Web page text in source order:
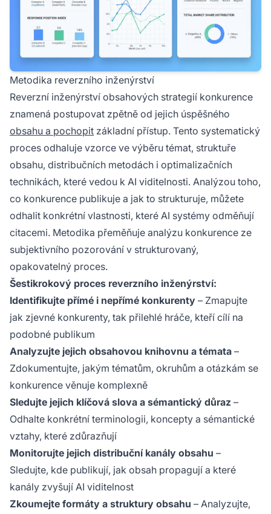
Metodika reverzního inženýrství
Reverzní inženýrství obsahových strategií konkurence
znamená postupovat zpětně od jejich úspěšného
obsahu a pochopit základní přístup. Tento systematický
proces odhaluje vzorce ve výběru témat, struktuře
obsahu, distribučních metodách i optimalizačních
technikách, které vedou k AI viditelnosti. Analýzou toho,
co konkurence publikuje a jak to strukturuje, můžete
odhalit konkrétní vlastnosti, které AI systémy odměňují
citacemi. Metodika přeměňuje analýzu konkurence ze
subjektivního pozorování v strukturovaný,
opakovatelný proces.
Šestikrokový proces reverzního inženýrství:
Identifikujte přímé i nepřímé konkurenty – Zmapujte
jak zjevné konkurenty, tak přilehlé hráče, kteří cílí na
podobné publikum
Analyzujte jejich obsahovou knihovnu a témata –
Zdokumentujte, jakým tématům, okruhům a otázkám se
konkurence věnuje komplexně
Sledujte jejich klíčová slova a sémantický důraz –
Odhalte konkrétní terminologii, koncepty a sémantické
vztahy, které zdůrazňují
Monitorujte jejich distribuční kanály obsahu –
Sledujte, kde publikují, jak obsah propagují a které
kanály zvyšují AI viditelnost
Zkoumejte formáty a struktury obsahu – Analyzujte,